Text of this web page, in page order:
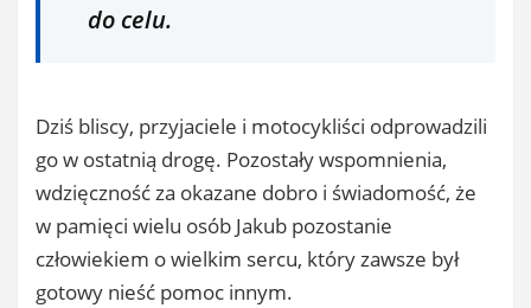
do celu.
Dziś bliscy, przyjaciele i motocykliści odprowadzili
go w ostatnią drogę. Pozostały wspomnienia,
wdzięczność za okazane dobro i świadomość, że
w pamięci wielu osób Jakub pozostanie
człowiekiem o wielkim sercu, który zawsze był
gotowy nieść pomoc innym.